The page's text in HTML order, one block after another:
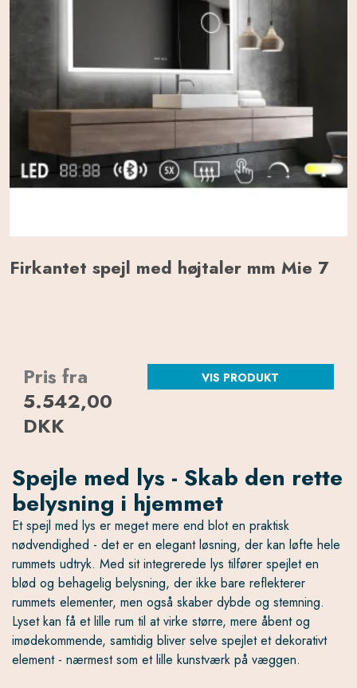
Firkantet spejl med højtaler mm Mie 7
Pris fra
5.542,00
DKK
VIS PRODUKT
Spejle med lys - Skab den rette
belysning i hjemmet
Et spejl med lys er meget mere end blot en praktisk
nødvendighed - det er en elegant løsning, der kan løfte hele
rummets udtryk. Med sit integrerede lys tilfører spejlet en
blød og behagelig belysning, der ikke bare reflekterer
rummets elementer, men også skaber dybde og stemning.
Lyset kan få et lille rum til at virke større, mere åbent og
imødekommende, samtidig bliver selve spejlet et dekorativt
element - nærmest som et lille kunstværk på væggen.